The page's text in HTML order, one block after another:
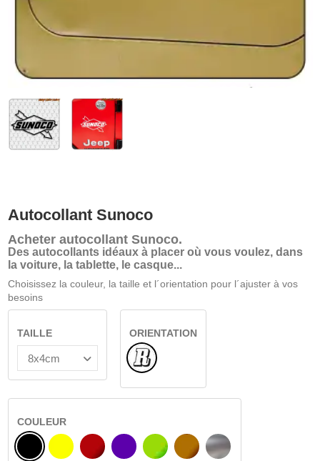
Autocollant Sunoco
Acheter autocollant Sunoco.
Des autocollants idéaux à placer où vous voulez, dans
la voiture, la tablette, le casque...
Choisissez la couleur, la taille et l´orientation pour l´ajuster à vos
besoins
TAILLE
ORIENTATION
Normal
COULEUR
NOIR
JAUNE BOURGOGNE
VIOLET VERT CLAIR
NOISETTEARGENT